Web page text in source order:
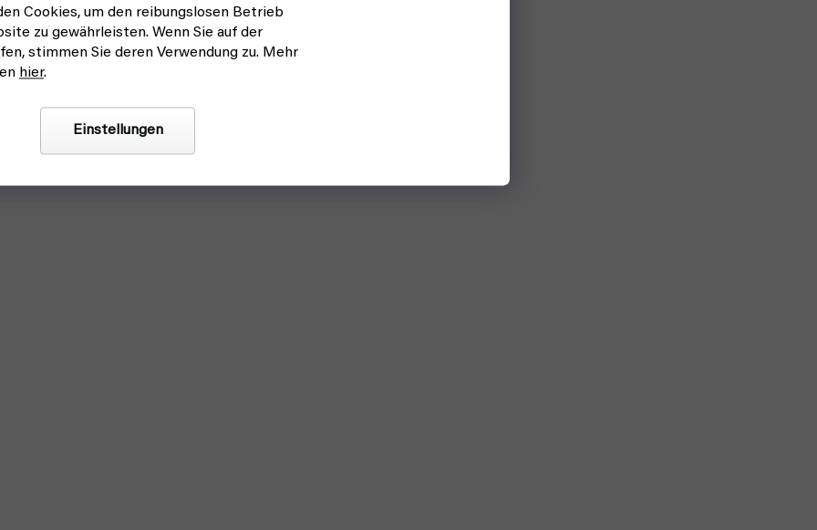
Cookies, um den reibungslosen Betrieb
zu gewährleisten. Wenn Sie auf der
stimmen Sie deren Verwendung zu. Mehr
hier.
Einstellungen